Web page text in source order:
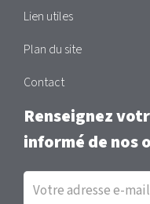
Lien utiles
Plan du site
Contact
Renseignez
informé de nos
Inscription